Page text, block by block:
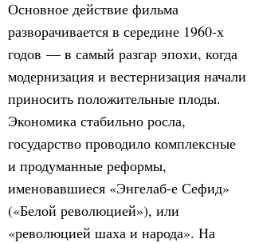
Основное действие фильма
разворачивается в середине 1960-х
годов — в самый разгар эпохи, когда
модернизация и вестернизация начали
приносить положительные плоды.
Экономика стабильно росла,
государство проводило комплексные
и продуманные реформы,
именовавшиеся «Энгелаб-е Сефид»
(«Белой революцией»), или
«революцией шаха и народа». На